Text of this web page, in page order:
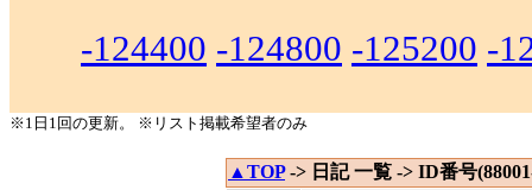
-124400 -124800 -125200 -
※1日1回の更新。 ※リスト掲載希望者のみ
▲TOP-> 日記 一覧 -> ID番号